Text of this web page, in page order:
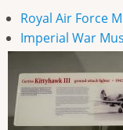
Royal Air Force
Imperial War